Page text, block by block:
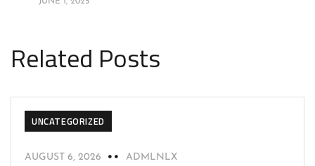
Related Posts
UNCATEGORIZED
AUGUST 6, 2026 ADMLNLX